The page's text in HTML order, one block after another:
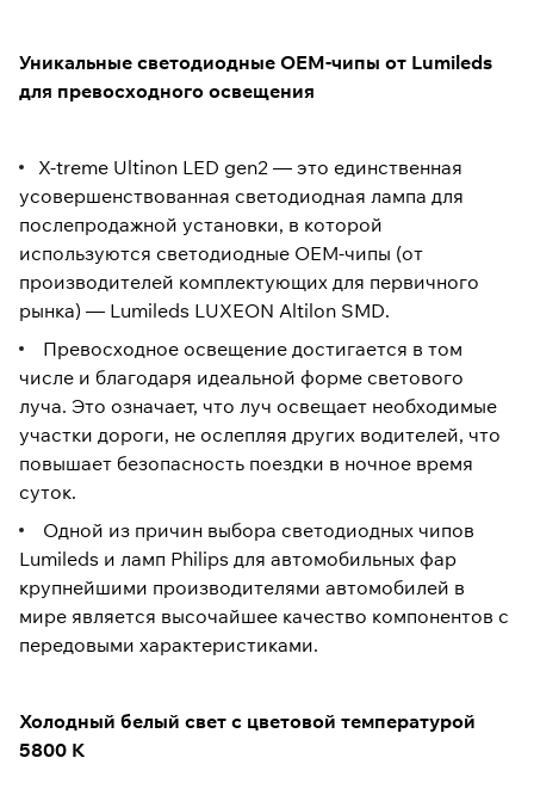
Уникальные светодиодные OEM-чипы от Lumileds
для превосходного освещения
X-treme Ultinon LED gen2 — это единственная
усовершенствованная светодиодная лампа для
послепродажной установки, в которой
используются светодиодные OEM-чипы (от
производителей комплектующих для первичного
рынка) — Lumileds LUXEON Altilon SMD.
Превосходное освещение достигается в том
числе и благодаря идеальной форме светового
луча. Это означает, что луч освещает необходимые
участки дороги, не ослепляя других водителей, что
повышает безопасность поездки в ночное время
суток.
Одной из причин выбора светодиодных чипов
Lumileds и ламп Philips для автомобильных фар
крупнейшими производителями автомобилей в
мире является высочайшее качество компонентов с
передовыми характеристиками.
Холодный белый свет с цветовой температурой
5800 К